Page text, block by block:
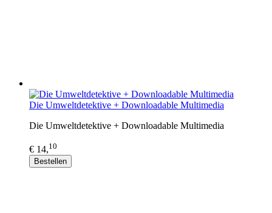
Die Umweltdetektive + Downloadable Multimedia
Die Umweltdetektive + Downloadable Multimedia
€ 14,10
Bestellen